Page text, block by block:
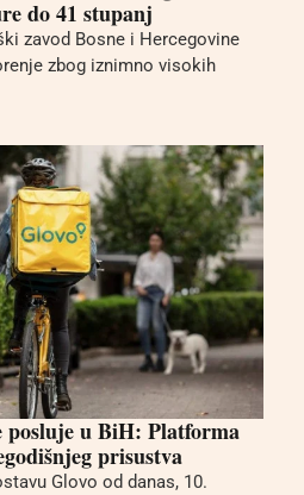
do 41 stupanj
zavod Bosne i Hercegovine
zbog iznimno visokih
posluje u BiH: Platforma
prisustva
Glovo od danas, 10.